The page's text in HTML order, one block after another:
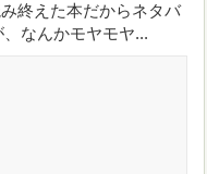
終えた本だからネタバ
なんかモヤモヤ...